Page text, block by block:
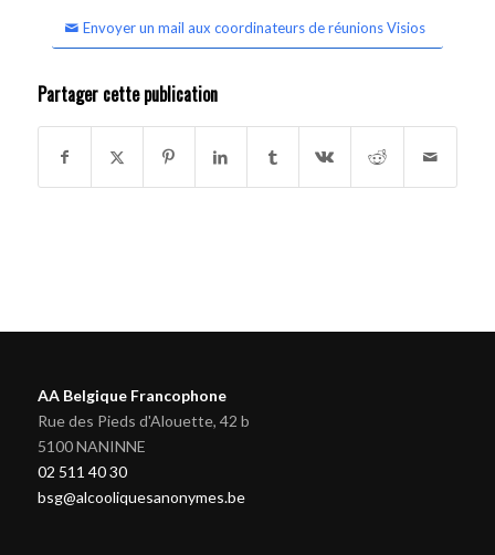
Envoyer un mail aux coordinateurs de réunions Visios
Partager cette publication
AA Belgique Francophone
Rue des Pieds d'Alouette, 42 b
5100 NANINNE
02 511 40 30
bsg@alcooliquesanonymes.be